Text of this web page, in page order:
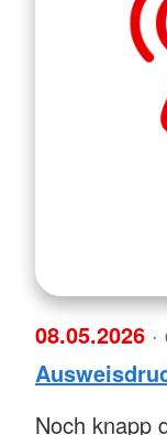
08.05.2026
Noch knapp